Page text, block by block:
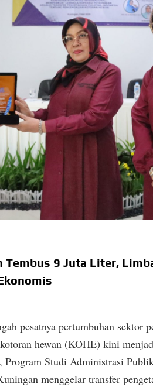
Tembus 9 Juta Liter,
pesatnya pertumbuhan sektor
hewan (KOHE) kini
Program Studi Administrasi
menggelar transfer